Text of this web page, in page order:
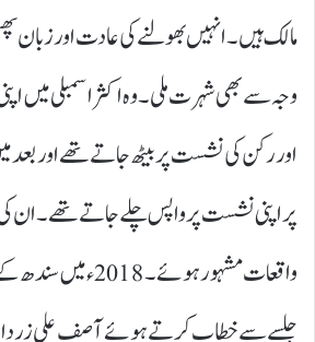
مالک ہیں۔ انہیں بھولنے کی عادت اور زبان
وجہ سے بھی شہرت ملی۔ وہ اکثر اسمبلی میں
اور رکن کی نشست پر بیٹھ جاتے تھے اور
پر اپنی نشست پر واپس چلے جاتے تھے۔ ان
واقعات مشہور ہوئے۔
جلسے سے خطاب کرتے ہوئے آصف علی